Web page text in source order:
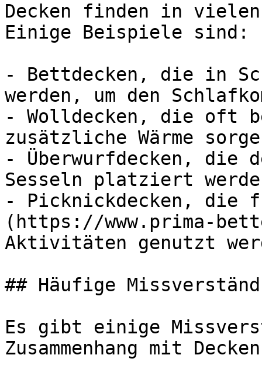
Decken finden in vielen
Einige Beispiele sind:
- Bettdecken, die in
werden, um den
- Wolldecken, die oft
zusätzliche Wärme
- Überwurfdecken, die
Sesseln platziert
- Picknickdecken, die
(https://www.prima-
Aktivitäten genutzt
## Häufige
Es gibt einige
Zusammenhang mit